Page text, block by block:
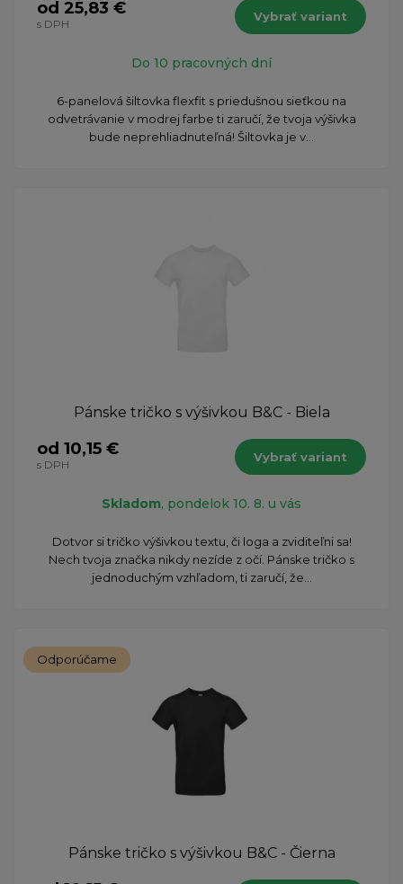
od 25,83 €
s DPH
Vybrať variant
Do 10 pracovných dní
​6-panelová šiltovka flexfit s priedušnou sieťkou na
odvetrávanie v modrej farbe ti zaručí, že tvoja výšivka
bude neprehliadnuteľná! Šiltovka je v...
Pánske tričko s výšivkou B&C - Biela
od 10,15 €
s DPH
Vybrať variant
Skladom, pondelok 10. 8. u vás
Dotvor si tričko výšivkou textu, či loga a zviditeľni sa!
Nech tvoja značka nikdy nezíde z očí. Pánske tričko s
jednoduchým vzhľadom, ti zaručí, že...
Odporúčame
Pánske tričko s výšivkou B&C - Čierna